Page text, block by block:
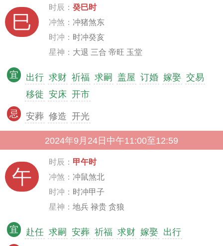
巳
时辰： 癸巳时
冲煞： 冲猪煞东
时冲： 时冲癸亥
星神： 大退 三合 帝旺 玉堂
宜 出行 求财 祈福 求嗣 盖屋 订婚 嫁娶 交易
移徙 安床 开市
忌 安葬 修造 开光
2024年9月24日中午11:00至12:59
午
时辰： 甲午时
冲煞： 冲鼠煞北
时冲： 时冲甲子
星神： 地兵 禄贵 贪狼
宜 赴任 求嗣 安葬 祈福 求财 嫁娶 出行